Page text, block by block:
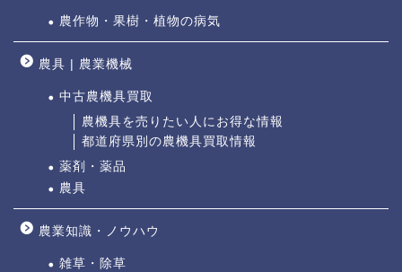
農作物・果樹・植物の病気
農具 | 農業機械
中古農機具買取
農機具を売りたい人にお得な情報
都道府県別の農機具買取情報
薬剤・薬品
農具
農業知識・ノウハウ
雑草・除草